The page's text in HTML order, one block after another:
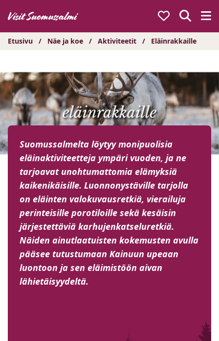
sisältöön
Etusivu / Näe ja koe / Aktiviteetit / Eläinrakkaille
Suomussalmelta löytyy monipuolisia
eläinaktiviteetteja ympäri vuoden, ja ne
tarjoavat unohtumattomia elämyksiä
kaikenikäisille. Luonnonystäville tarjolla
on eläinten valokuvausretkiä, vierailuja
perinteisille porotiloille sekä kesäisin
järjestettäviä karhujenkatseluretkiä.
Näiden ainutlaatuisten kokemusten avulla
pääsee tutustumaan Kainuun upeaan
luontoon ja sen eläimistöön aivan
lähietäisyydeltä.